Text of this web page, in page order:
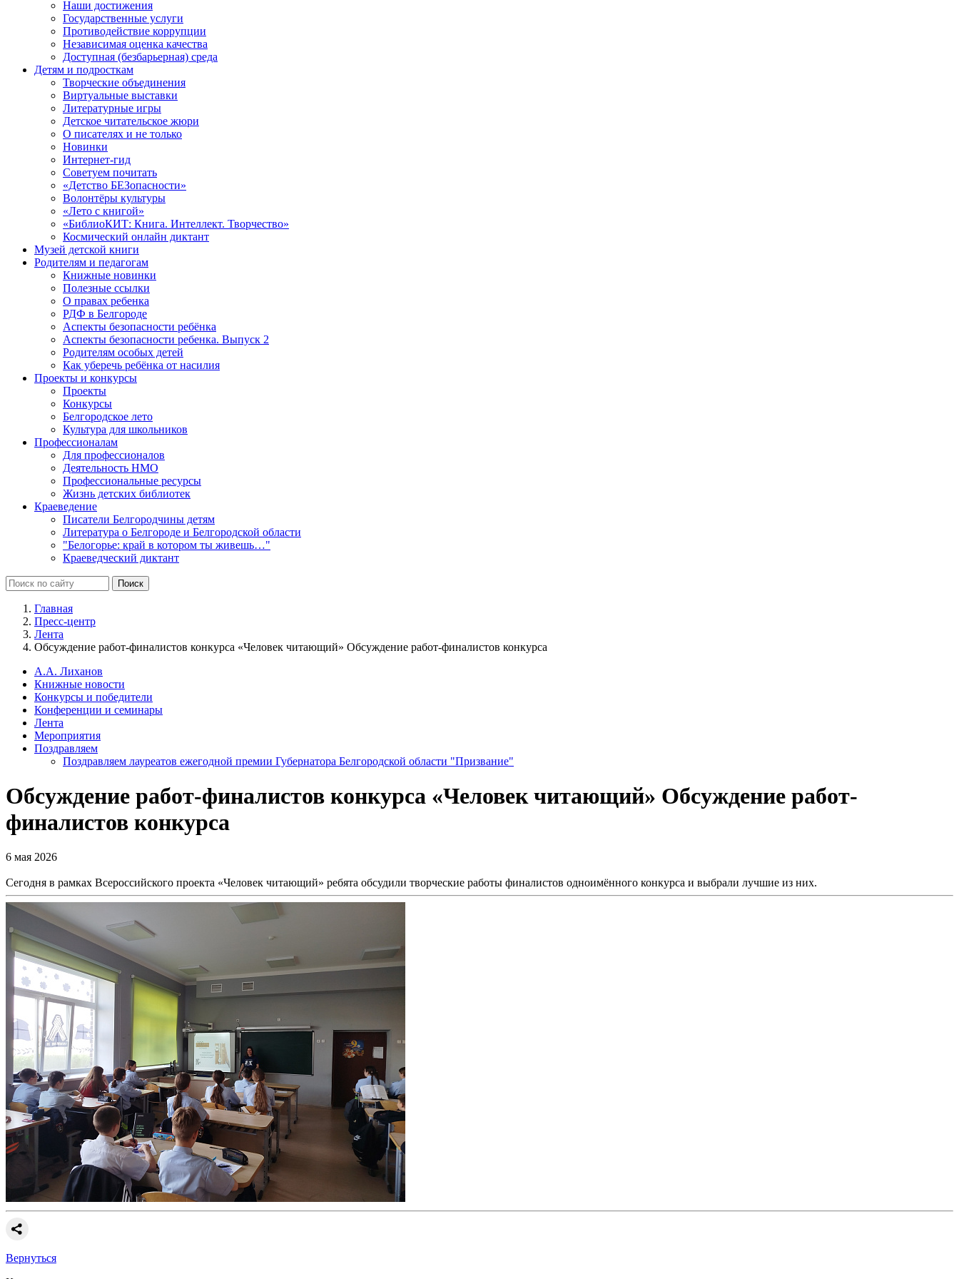
Наши достижения
Государственные услуги
Противодействие коррупции
Независимая оценка качества
Доступная (безбарьерная) среда
Детям и подросткам
Творческие объединения
Виртуальные выставки
Литературные игры
Детское читательское жюри
О писателях и не только
Новинки
Интернет-гид
Советуем почитать
«Детство БЕЗопасности»
Волонтёры культуры
«Лето с книгой»
«БиблиоКИТ: Книга. Интеллект. Творчество»
Космический онлайн диктант
Музей детской книги
Родителям и педагогам
Книжные новинки
Полезные ссылки
О правах ребенка
РДФ в Белгороде
Аспекты безопасности ребёнка
Аспекты безопасности ребенка. Выпуск 2
Родителям особых детей
Как уберечь ребёнка от насилия
Проекты и конкурсы
Проекты
Конкурсы
Белгородское лето
Культура для школьников
Профессионалам
Для профессионалов
Деятельность НМО
Профессиональные ресурсы
Жизнь детских библиотек
Краеведение
Писатели Белгородчины детям
Литература о Белгороде и Белгородской области
"Белогорье: край в котором ты живешь…"
Краеведческий диктант
Главная
Пресс-центр
Лента
Обсуждение работ-финалистов конкурса «Человек читающий» Обсуждение работ-финалистов конкурса
А.А. Лиханов
Книжные новости
Конкурсы и победители
Конференции и семинары
Лента
Мероприятия
Поздравляем
Поздравляем лауреатов ежегодной премии Губернатора Белгородской области "Призвание"
Обсуждение работ-финалистов конкурса «Человек читающий» Обсуждение работ-
финалистов конкурса
6 мая 2026
Сегодня в рамках Всероссийского проекта «Человек читающий» ребята обсудили творческие работы финалистов одноимённого конкурса и выбрали лучшие из них.
Вернуться